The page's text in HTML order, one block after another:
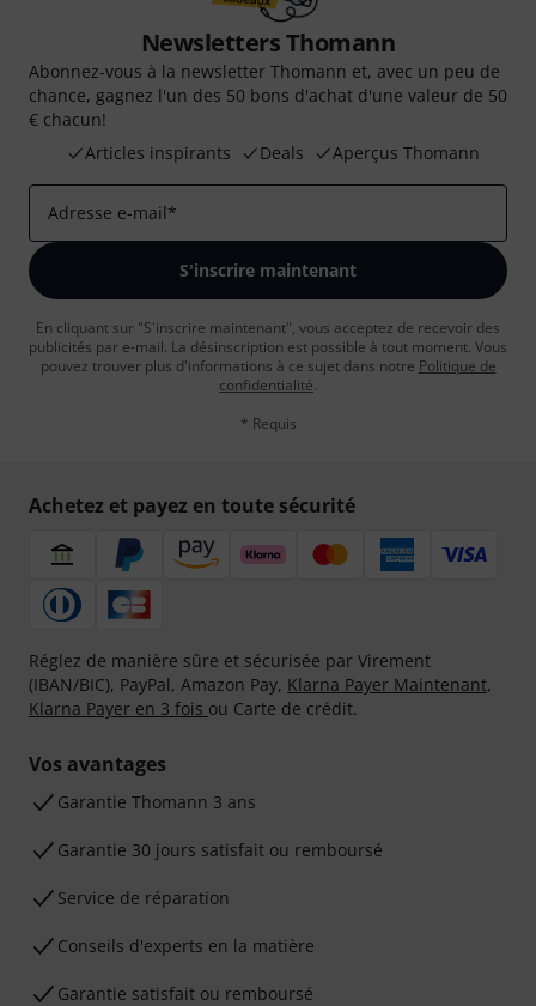
Newsletters Thomann
Abonnez-vous à la newsletter Thomann et, avec un peu de
chance, gagnez l'un des 50 bons d'achat d'une valeur de 50
€ chacun!
Articles inspirants
Deals Aperçus Thomann
Adresse e-mail*
S'inscrire maintenant
En cliquant sur "S'inscrire maintenant", vous acceptez de recevoir des
publicités par e-mail. La désinscription est possible à tout moment. Vous
pouvez trouver plus d'informations à ce sujet dans notre Politique de
confidentialité.
* Requis
Achetez et payez en toute sécurité
Réglez de manière sûre et sécurisée par Virement
(IBAN/BIC), PayPal, Amazon Pay, Klarna Payer Maintenant,
Klarna Payer en 3 fois ou Carte de crédit.
Vos avantages
Ga­ran­tie Thomann 3 ans
Garantie 30 jours satisfait ou remboursé
Service de réparation
Conseils d'experts en la matière
Garantie satisfait ou remboursé